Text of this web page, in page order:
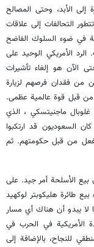
إلى الأبد، وحتى المصالح
التحالفات إلى علاقات
في ضوء السلوك الفاضح
الأمريكي الوحيد على
الآن هو إلغاء تأشيرات
من فقدان فرصهم لزيارة
من قبل قوة عالمية عظمى.
ماجنيتسكي ، الذي
السعوديون قد ارتكبوا
من قبل حكومتهم. ثم
الأسلحة أمر جيد. على
طائرة هليكوبتر لوكهيد
لا يبدو أن هناك أي مسار
الأمريكية في الحرب في
للنجاح، بالإضافة إلى